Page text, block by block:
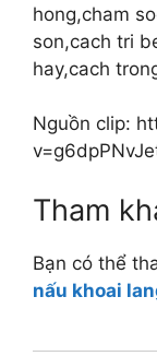
hong,cham
son,cach tri
hay,cach
Nguồn clip:
Tham
Bạn có thể
nấu khoai